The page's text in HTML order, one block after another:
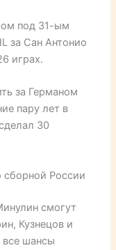
под 31-ым
за Сан Антонио
играх.
за Германом
пару лет в
30
России
смогут
Кузнецов и
все шансы